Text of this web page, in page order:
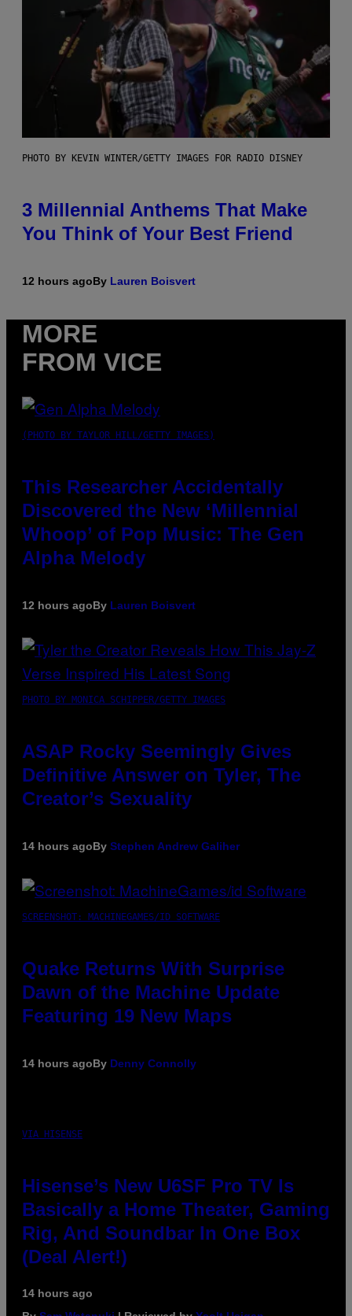
PHOTO BY KEVIN WINTER/GETTY IMAGES FOR RADIO DISNEY
3 Millennial Anthems That Make
You Think of Your Best Friend
12 hours agoBy Lauren Boisvert
MORE
FROM VICE
(PHOTO BY TAYLOR HILL/GETTY IMAGES)
This Researcher Accidentally
Discovered the New ‘Millennial
Whoop’ of Pop Music: The Gen
Alpha Melody
12 hours agoBy Lauren Boisvert
PHOTO BY MONICA SCHIPPER/GETTY IMAGES
ASAP Rocky Seemingly Gives
Definitive Answer on Tyler, The
Creator’s Sexuality
14 hours agoBy Stephen Andrew Galiher
SCREENSHOT: MACHINEGAMES/ID SOFTWARE
Quake Returns With Surprise
Dawn of the Machine Update
Featuring 19 New Maps
14 hours agoBy Denny Connolly
VIA HISENSE
Hisense’s New U6SF Pro TV Is
Basically a Home Theater, Gaming
Rig, And Soundbar In One Box
(Deal Alert!)
14 hours ago